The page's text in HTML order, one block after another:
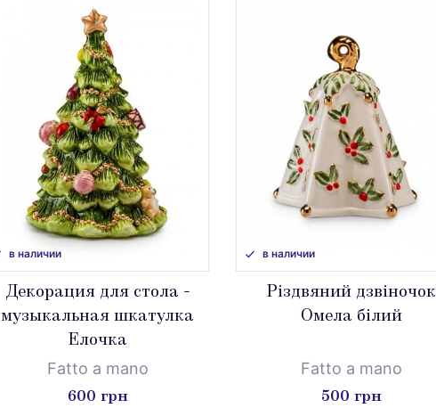
в наличии
Декорация для стола -
музыкальная шкатулка
Елочка
Fatto a mano
600 грн
в наличии
Різдвяний дзвіночок
Омела білий
Fatto a mano
500 грн